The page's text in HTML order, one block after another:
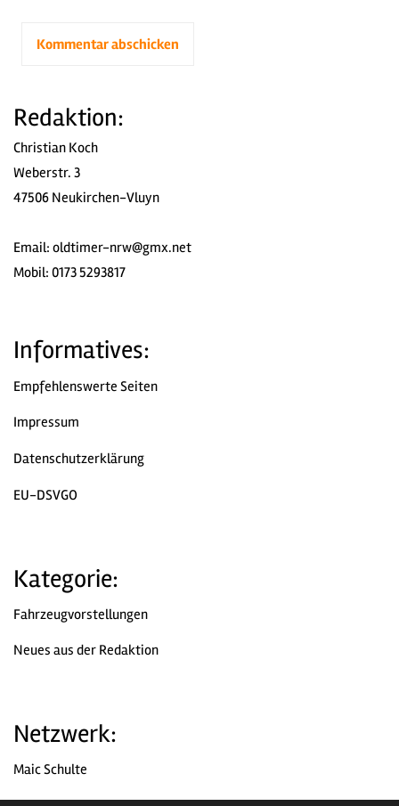
Redaktion:
Christian Koch
Weberstr. 3
47506 Neukirchen-Vluyn
Email: oldtimer-nrw@gmx.net
Mobil: 0173 5293817
Informatives:
Empfehlenswerte Seiten
Impressum
Datenschutzerklärung
EU-DSVGO
Kategorie:
Fahrzeugvorstellungen
Neues aus der Redaktion
Netzwerk:
Maic Schulte